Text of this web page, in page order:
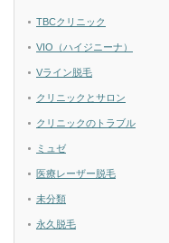
TBCクリニック
VIO（ハイジニーナ）
Vライン脱毛
クリニックとサロン
クリニックのトラブル
ミュゼ
医療レーザー脱毛
未分類
永久脱毛